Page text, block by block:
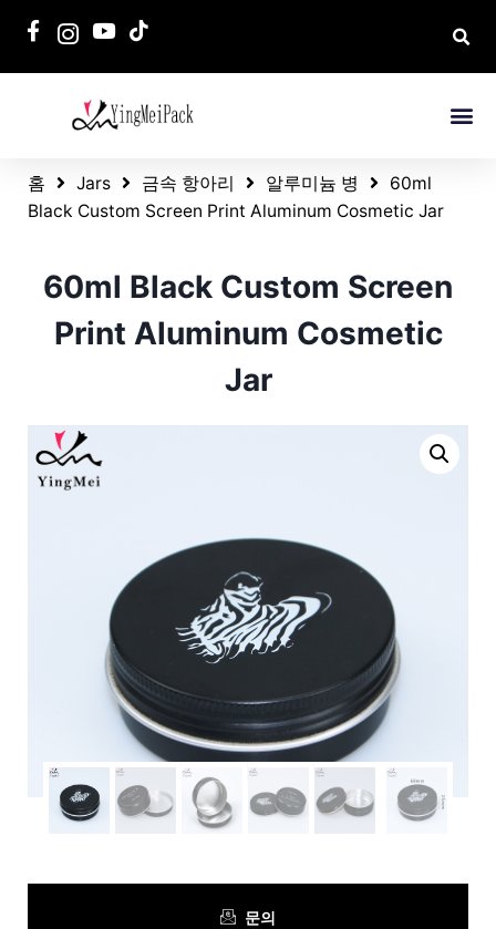
홈 Jars 금속 항아리 알루미늄 병
60ml
Black Custom Screen Print Aluminum Cosmetic Jar
60ml Black Custom Screen
Print Aluminum Cosmetic
Jar
문의